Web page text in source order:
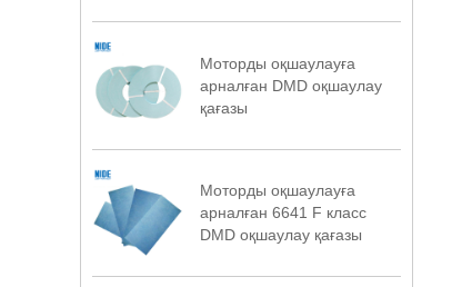
Моторды оқшаулауға
арналған DMD оқшаулау
қағазы
Моторды оқшаулауға
арналған 6641 F класс
DMD оқшаулау қағазы